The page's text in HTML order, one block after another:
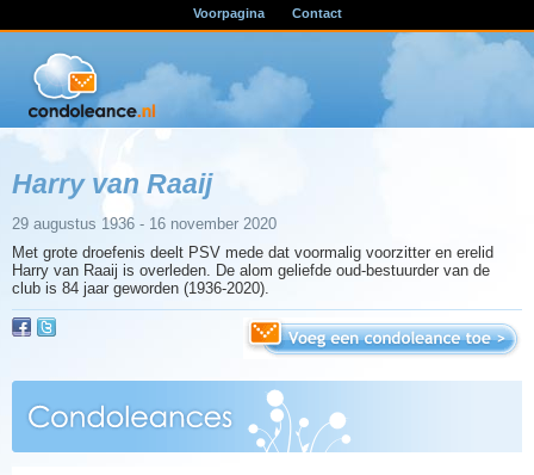
Voorpagina Contact
Harry van Raaij
29 augustus 1936 - 16 november 2020
Met grote droefenis deelt PSV mede dat voormalig voorzitter en erelid
Harry van Raaij is overleden. De alom geliefde oud-bestuurder van de
club is 84 jaar geworden (1936-2020).